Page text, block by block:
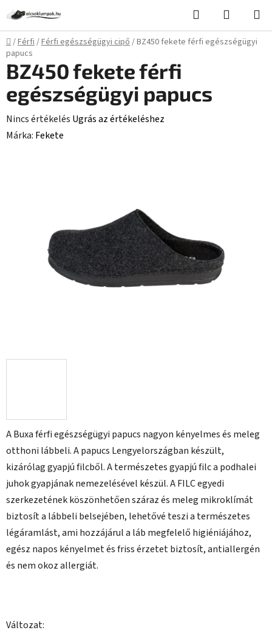
fő
tartalomhoz
Keresés KOSÁR
Kezdőlap
/Férfi/Férfi egészségügyi cipő/BZ450 fekete férfi egészségügyi
papucs
A Buxa férfi egészségügyi papucs nagyon kényelmes és meleg
otthoni lábbeli. A papucs Lengyelországban készült,
kizárólag gyapjú filcből. A természetes gyapjú filc a podhalei
juhok gyapjának nemezelésével készül. A FILC egyedi
szerkezetének köszönhetően száraz és meleg mikroklímát
biztosít a lábbeli belsejében, lehetővé teszi a természetes
légáramlást, ami hozzájárul a láb megfelelő higiéniájához,
egész napos kényelmet és friss érzetet biztosít, antiallergén
és nem okoz allergiát.
Változat:
BZ450 fekete férfi
egészségügyi papucs
A
termék
Nincs értékelés Ugrás az értékeléshez
Márka: Fekete